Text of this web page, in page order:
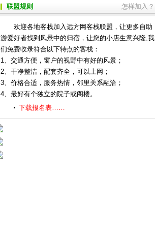
怎样加入？
联盟规则
欢迎各地客栈加入远方网客栈联盟，让更多自助
游爱好者找到风景中的归宿，让您的小店生意兴隆,我
们免费收录符合以下特点的客栈：
1、交通方便，窗户的视野中有好的风景；
2、干净整洁，配套齐全，可以上网；
3、价格合适，服务热情，邻里关系融洽；
4、最好有个独立的院子或阁楼。
下载报名表……